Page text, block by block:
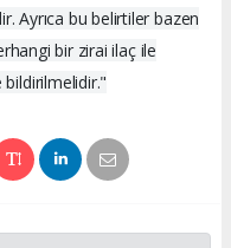
Ayrıca bu belirtiler bazen
bir zirai ilaç ile